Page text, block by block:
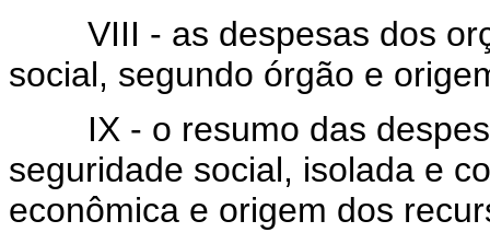
VIII - as despesas dos
social, segundo órgão e
IX - o resumo das
seguridade social, isolada e
econômica e origem dos